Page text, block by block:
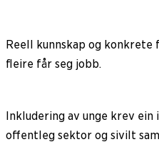
Reell kunnskap og
fleire får seg jobb.
Inkludering av unge krev ein
offentleg sektor og sivilt